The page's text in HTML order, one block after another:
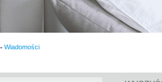
- Wiadomości